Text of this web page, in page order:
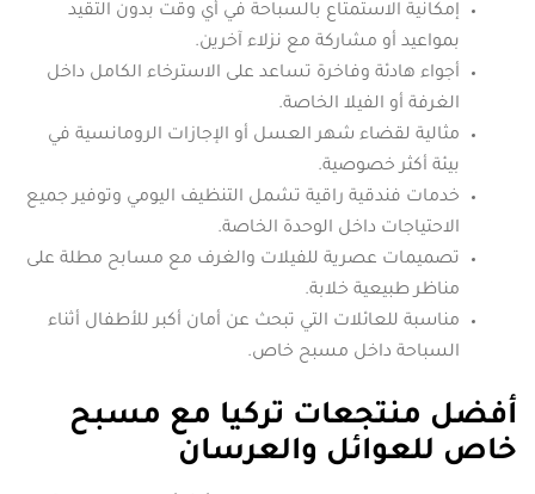
إمكانية الاستمتاع بالسباحة في أي وقت بدون التقيد
بمواعيد أو مشاركة مع نزلاء آخرين.
أجواء هادئة وفاخرة تساعد على الاسترخاء الكامل داخل
الغرفة أو الفيلا الخاصة.
مثالية لقضاء شهر العسل أو الإجازات الرومانسية في
بيئة أكثر خصوصية.
خدمات فندقية راقية تشمل التنظيف اليومي وتوفير جميع
الاحتياجات داخل الوحدة الخاصة.
تصميمات عصرية للفيلات والغرف مع مسابح مطلة على
مناظر طبيعية خلابة.
مناسبة للعائلات التي تبحث عن أمان أكبر للأطفال أثناء
السباحة داخل مسبح خاص.
أفضل منتجعات تركيا مع مسبح
خاص للعوائل والعرسان